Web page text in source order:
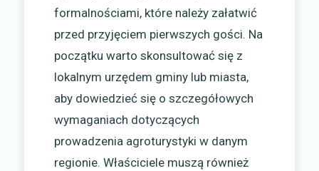
formalnościami, które należy załatwić
przed przyjęciem pierwszych gości. Na
początku warto skonsultować się z
lokalnym urzędem gminy lub miasta,
aby dowiedzieć się o szczegółowych
wymaganiach dotyczących
prowadzenia agroturystyki w danym
regionie. Właściciele muszą również